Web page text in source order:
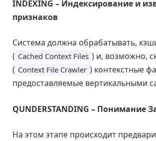
INDEXING – Индексирование и
признаков
Система должна обрабатывать,
( Cached Context Files ) и, возможно,
( Context File Crawler ) контекстные
предоставляемые вертикальными
QUNDERSTANDING – Понимание
На этом этапе происходит